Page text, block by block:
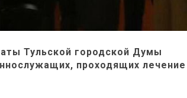
Тульской городской Думы
проходящих лечение